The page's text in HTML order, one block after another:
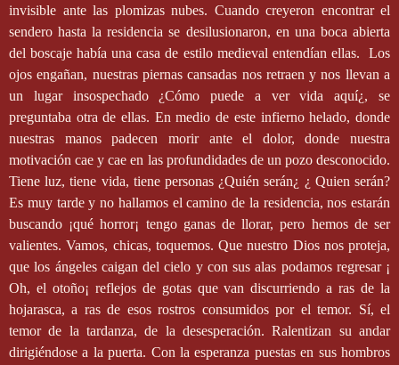
invisible ante las plomizas nubes. Cuando creyeron encontrar el
sendero hasta la residencia se desilusionaron, en una boca abierta
del boscaje había una casa de estilo medieval entendían ellas.
Los
ojos engañan, nuestras piernas cansadas nos retraen y nos llevan a
un lugar insospechado ¿Cómo puede a ver vida aquí¿, se
preguntaba otra de ellas. En medio de este infierno helado, donde
nuestras manos padecen morir ante el dolor, donde nuestra
motivación cae y cae en las profundidades de un pozo desconocido.
Tiene luz, tiene vida, tiene personas ¿Quién serán¿ ¿ Quien serán?
Es muy tarde y no hallamos el camino de la residencia, nos estarán
buscando ¡qué horror¡ tengo ganas de llorar, pero hemos de ser
valientes. Vamos, chicas, toquemos. Que nuestro Dios nos proteja,
que los ángeles caigan del cielo y con sus alas podamos regresar ¡
Oh, el otoño¡ reflejos de gotas que van discurriendo a ras de la
hojarasca, a ras de esos rostros consumidos por el temor. Sí, el
temor de la tardanza, de la desesperación. Ralentizan su andar
dirigiéndose a la puerta. Con la esperanza puestas en sus hombros